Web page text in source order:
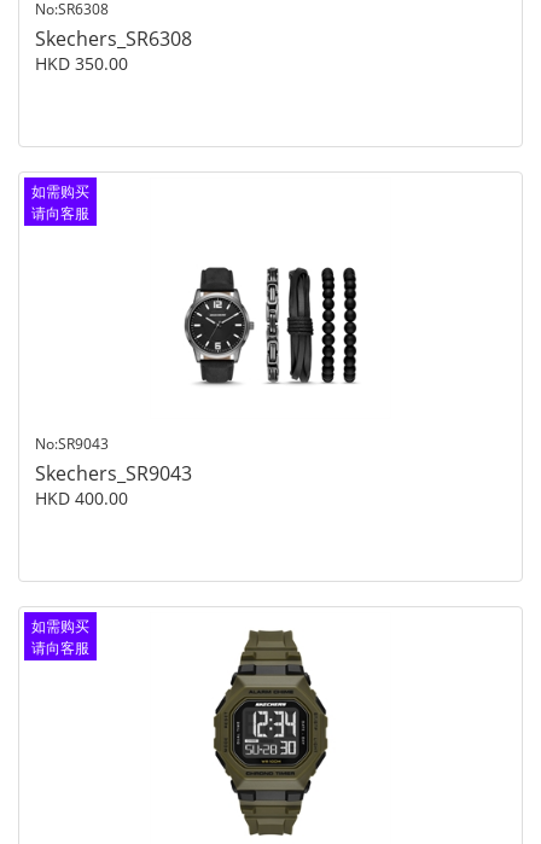
No:SR6308
Skechers_SR6308
HKD 350.00
如需购买
请向客服
No:SR9043
Skechers_SR9043
HKD 400.00
如需购买
请向客服